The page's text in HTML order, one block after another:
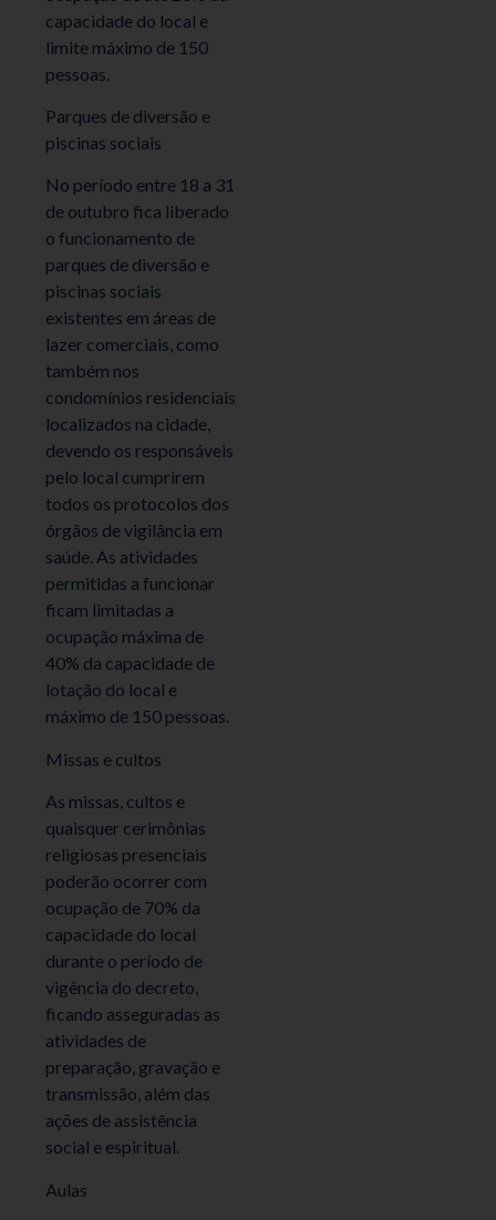
capacidade do local e
limite máximo de 150
pessoas.
Parques de diversão e
piscinas sociais
No período entre 18 a 31
de outubro fica liberado
o funcionamento de
parques de diversão e
piscinas sociais
existentes em áreas de
lazer comerciais, como
também nos
condomínios residenciais
localizados na cidade,
devendo os responsáveis
pelo local cumprirem
todos os protocolos dos
órgãos de vigilância em
saúde. As atividades
permitidas a funcionar
ficam limitadas a
ocupação máxima de
40% da capacidade de
lotação do local e
máximo de 150 pessoas.
Missas e cultos
As missas, cultos e
quaisquer cerimônias
religiosas presenciais
poderão ocorrer com
ocupação de 70% da
capacidade do local
durante o período de
vigência do decreto,
ficando asseguradas as
atividades de
preparação, gravação e
transmissão, além das
ações de assistência
social e espiritual.
Aulas